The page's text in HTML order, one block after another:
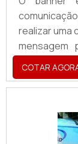
realizar uma
mensagem
impressão
deve ser
para não
COTAR